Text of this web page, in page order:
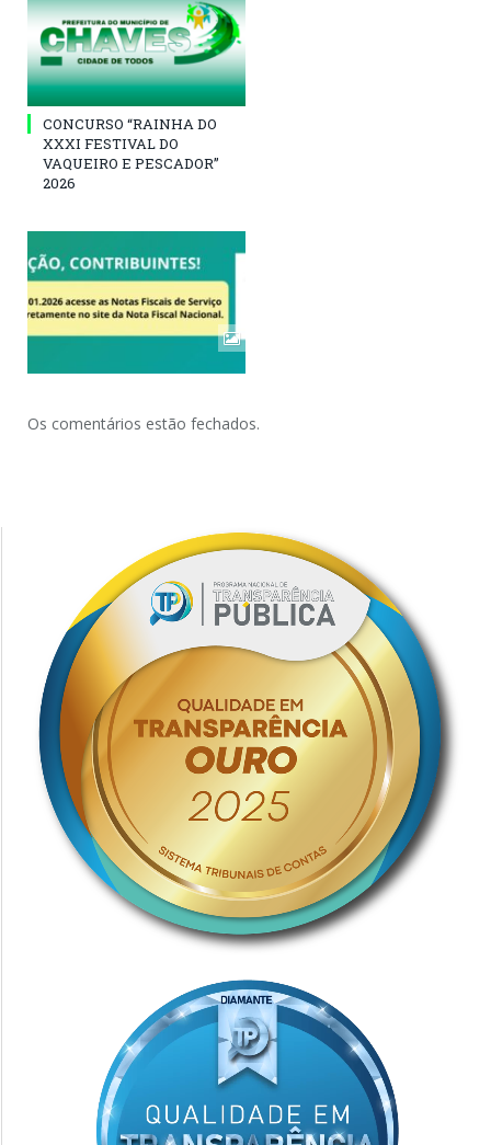
CONCURSO “RAINHA DO
XXXI FESTIVAL DO
VAQUEIRO E PESCADOR”
2026
Os comentários estão fechados.